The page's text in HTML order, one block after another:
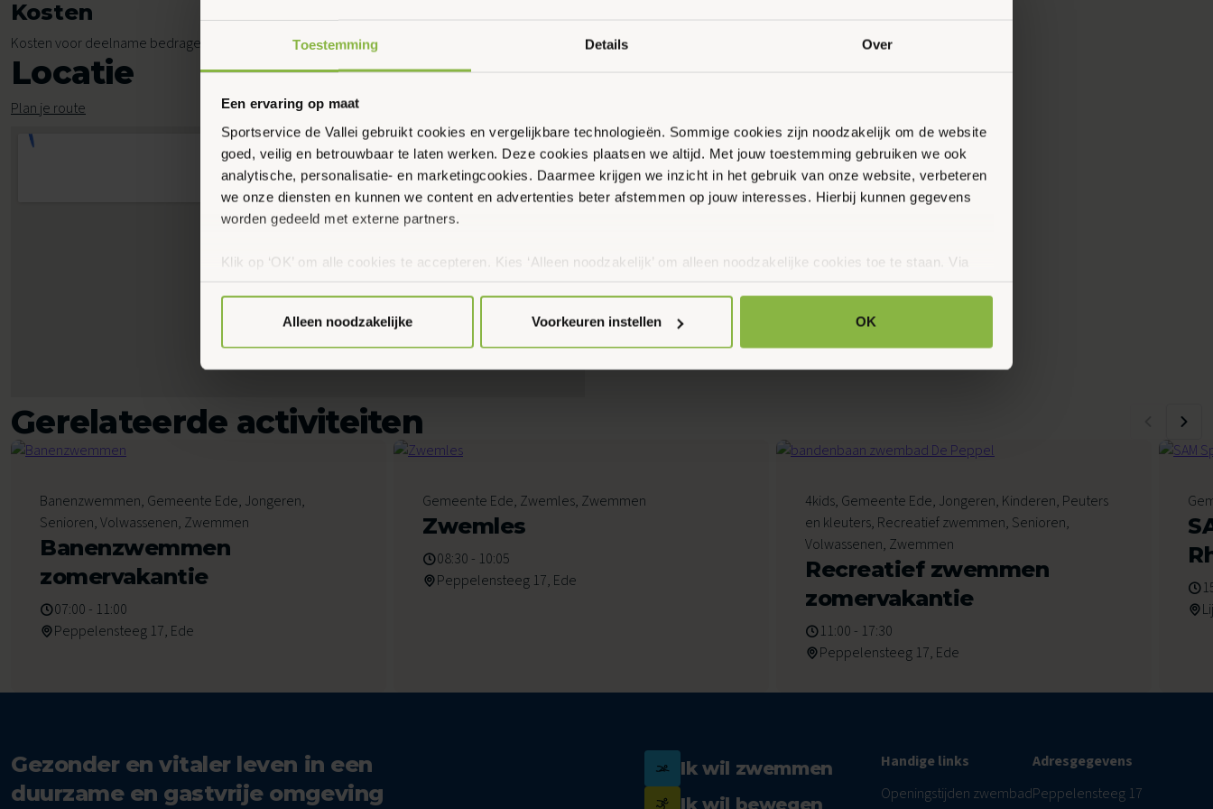
Toestemming Details Over
Een ervaring op maat
Sportservice de Vallei gebruikt cookies en vergelijkbare technologieën. Sommige cookies zijn noodzakelijk om de website
goed, veilig en betrouwbaar te laten werken. Deze cookies plaatsen we altijd. Met jouw toestemming gebruiken we ook
analytische, personalisatie- en marketingcookies. Daarmee krijgen we inzicht in het gebruik van onze website, verbeteren
we onze diensten en kunnen we content en advertenties beter afstemmen op jouw interesses. Hierbij kunnen gegevens
worden gedeeld met externe partners.
Klik op ‘OK’ om alle cookies te accepteren. Kies ‘Alleen noodzakelijk’ om alleen noodzakelijke cookies toe te staan. Via
Alleen noodzakelijke
Voorkeuren instellen OK
Kosten
Kosten voor deelname bedragen € 5,65 per les.
Locatie
Plan je route
Gerelateerde activiteiten
Augustus 2026
Banenzwemmen, Gemeente Ede, Jongeren,
Senioren, Volwassenen, Zwemmen
Banenzwemmen
zomervakantie
07:00 - 11:00
Peppelensteeg 17, Ede
Augustus 2026
Gemeente Ede, Zwemles, Zwemmen
Zwemles
08:30 - 10:05
Peppelensteeg 17, Ede
6
Augustus 2026
4kids, Gemeente Ede, Jongeren, Kinderen, Peuters
en kleuters, Recreatief zwemmen, Senioren,
Volwassenen, Zwemmen
Recreatief zwemmen
zomervakantie
11:00 - 17:30
Peppelensteeg 17, Ede
Gezonder en vitaler leven in een
duurzame en gastvrije omgeving
Ik wil zwemmen
Ik wil bewegen
Handige links
Openingstijden zwembad
Adresgegevens
Peppelensteeg 17